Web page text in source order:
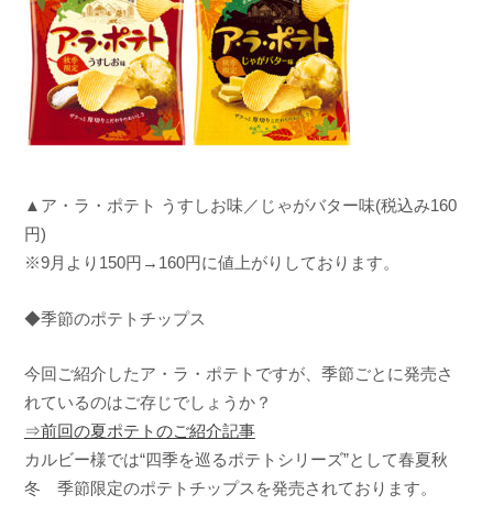
▲ア・ラ・ポテト うすしお味／じゃがバター味(税込み160
円)
※9月より150円→160円に値上がりしております。
◆季節のポテトチップス
今回ご紹介したア・ラ・ポテトですが、季節ごとに発売さ
れているのはご存じでしょうか？
⇒前回の夏ポテトのご紹介記事
カルビー様では“四季を巡るポテトシリーズ”として春夏秋
冬 季節限定のポテトチップスを発売されております。